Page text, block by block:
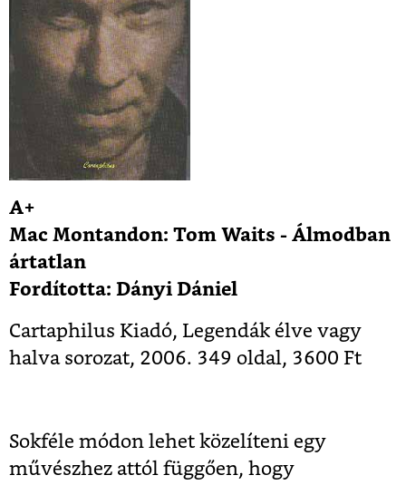
A+
Mac Montandon: Tom Waits - Álmodban
ártatlan
Fordította: Dányi Dániel
Cartaphilus Kiadó, Legendák élve vagy
halva sorozat, 2006. 349 oldal, 3600 Ft
Sokféle módon lehet közelíteni egy
művészhez attól függően, hogy